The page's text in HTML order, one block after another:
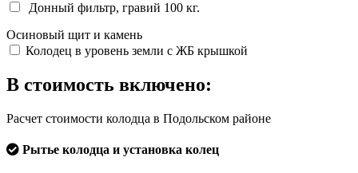
Донный фильтр, гравий 100 кг.
Осиновый щит и камень
Колодец в уровень земли с ЖБ крышкой
В стоимость включено:
Расчет стоимости колодца в Подольском районе
Рытье колодца и установка колец